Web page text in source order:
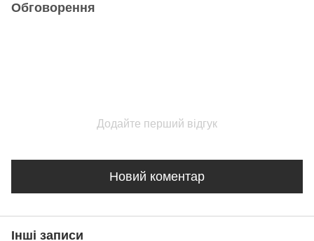
Обговорення
Додайте перший відгук
Новий коментар
Інші записи